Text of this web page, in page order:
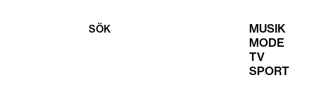
SÖK
MUSIK
MODE
TV
SPORT